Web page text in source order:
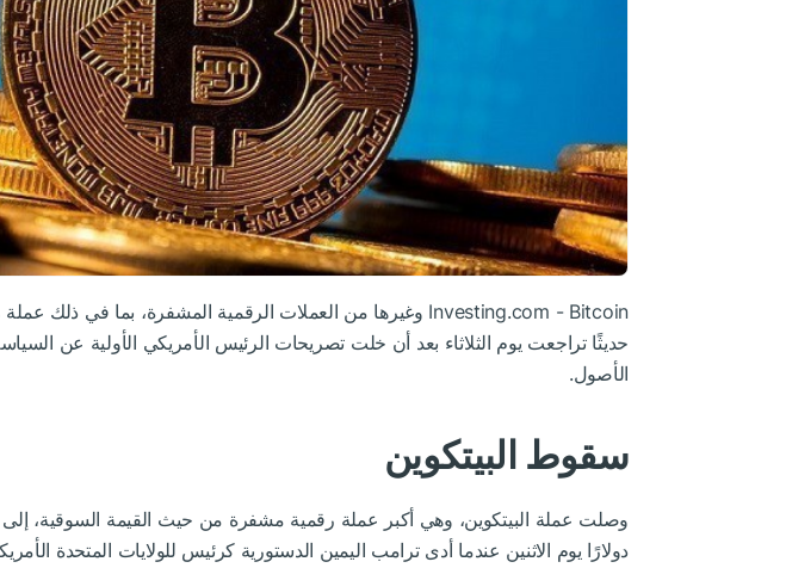
Investing.com - Bitcoin وغيرها من العملات الرقمية المشفرة، بما في ذلك عملة
حديثًا تراجعت يوم الثلاثاء بعد أن خلت تصريحات الرئيس الأمريكي الأولية عن
الأصول.
سقوط البيتكوين
دولارًا يوم الاثنين عندما أدى ترامب اليمين الدستورية كرئيس للولايات المتحدة